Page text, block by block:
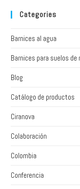
Categories
Barnices al agua
Barnices para suelos de
Blog
Catálogo de productos
Ciranova
Colaboración
Colombia
Conferencia